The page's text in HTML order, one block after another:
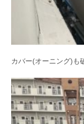
カバー(オーニング)も